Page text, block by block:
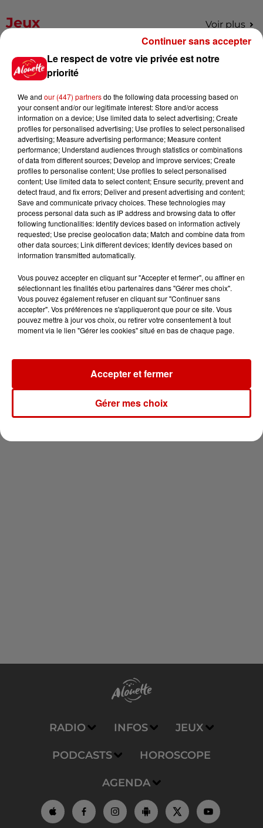
Jeux Voir plus
Gagnez vos places pour le
Festival du Roi Arthur 2026 !
Gagnez vos entrées pour le
Musée du Sport Automobile au
Mans !
Alouette vous invite à
Futuroscope Xperiences !
Le Duel - Gagnez votre balade
en jet ski !
Newsletter
RADIO INFOS JEUX
PODCASTS HOROSCOPE
AGENDA
Le respect de votre vie privée est notre
priorité
We and our (447) partnersdo the following data processing based on
your consent and/or our legitimate interest: Store and/or access
information on a device; Use limited data to select advertising; Create
profiles for personalised advertising; Use profiles to select personalised
advertising; Measure advertising performance; Measure content
performance; Understand audiences through statistics or combinations
of data from different sources; Develop and improve services; Create
profiles to personalise content; Use profiles to select personalised
content; Use limited data to select content; Ensure security, prevent and
detect fraud, and fix errors; Deliver and present advertising and content;
Save and communicate privacy choices. These technologies may
process personal data such as IP address and browsing data to offer
following functionalities: Identify devices based on information actively
requested; Use precise geolocation data; Match and combine data from
other data sources; Link different devices; Identify devices based on
information transmitted automatically.
Vous pouvez accepter en cliquant sur "Accepter et fermer", ou affiner en
sélectionnant les finalités et/ou partenaires dans "Gérer mes choix".
Vous pouvez également refuser en cliquant sur "Continuer sans
accepter". Vos préférences ne s'appliqueront que pour ce site. Vous
pouvez mettre à jour vos choix, ou retirer votre consentement à tout
moment via le lien "Gérer les cookies" situé en bas de chaque page.
Gérer mes choix
Accepter et fermer
Continuer sans accepter